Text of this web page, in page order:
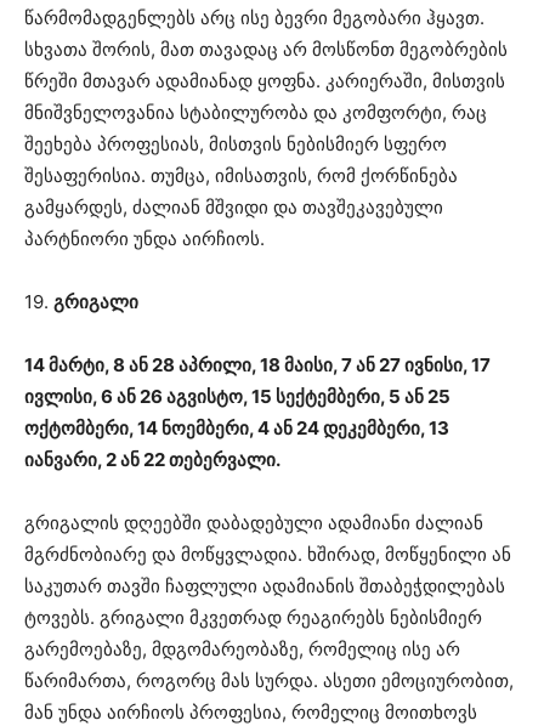
წარმომადგენლებს არც ისე ბევრი მეგობარი ჰყავთ.
სხვათა შორის, მათ თავადაც არ მოსწონთ მეგობრების
წრეში მთავარ ადამიანად ყოფნა. კარიერაში, მისთვის
მნიშვნელოვანია სტაბილურობა და კომფორტი, რაც
შეეხება პროფესიას, მისთვის ნებისმიერ სფერო
შესაფერისია. თუმცა, იმისათვის, რომ ქორწინება
გამყარდეს, ძალიან მშვიდი და თავშეკავებული
პარტნიორი უნდა აირჩიოს.
19. გრიგალი
14 მარტი, 8 ან 28 აპრილი, 18 მაისი, 7 ან 27 ივნისი, 17
ივლისი, 6 ან 26 აგვისტო, 15 სექტემბერი, 5 ან 25
ოქტომბერი, 14 ნოემბერი, 4 ან 24 დეკემბერი, 13
იანვარი, 2 ან 22 თებერვალი.
გრიგალის დღეებში დაბადებული ადამიანი ძალიან
მგრძნობიარე და მოწყვლადია. ხშირად, მოწყენილი ან
საკუთარ თავში ჩაფლული ადამიანის შთაბეჭდილებას
ტოვებს. გრიგალი მკვეთრად რეაგირებს ნებისმიერ
გარემოებაზე, მდგომარეობაზე, რომელიც ისე არ
წარიმართა, როგორც მას სურდა. ასეთი ემოციურობით,
მან უნდა აირჩიოს პროფესია, რომელიც მოითხოვს